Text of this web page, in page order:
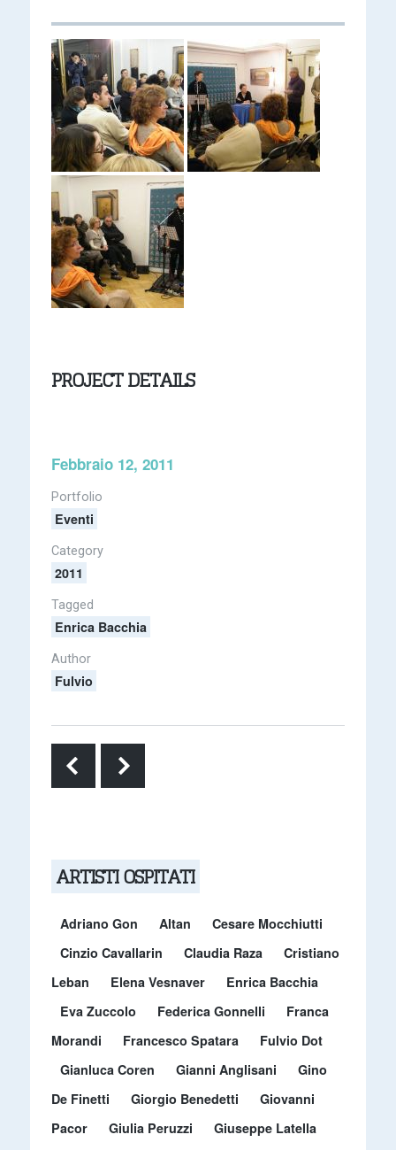
PROJECT DETAILS
Febbraio 12, 2011
Portfolio
Eventi
Category
2011
Tagged
Enrica Bacchia
Author
Fulvio
ARTISTI OSPITATI
Adriano Gon Altan
Cesare Mocchiutti
Cinzio Cavallarin
Claudia Raza
Cristiano
Leban
Elena Vesnaver
Enrica Bacchia
Eva Zuccolo
Federica Gonnelli
Franca
Morandi
Francesco Spatara
Fulvio Dot
Gianluca Coren
Gianni Anglisani
Gino
De Finetti
Giorgio Benedetti
Giovanni
Pacor
Giulia Peruzzi
Giuseppe Latella